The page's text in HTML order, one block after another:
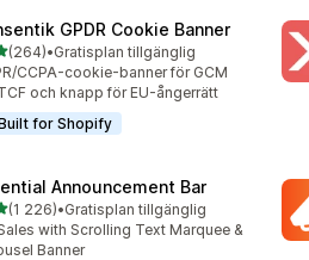
GPDR Cookie Banner
5 stjärnor
(264) totalt
•Gratisplan tillgänglig
CCPA-cookie-banner för GCM
och knapp för EU-ångerrätt
for Shopify
Announcement Bar
5 stjärnor
(1 226)
recensioner totalt
•Gratisplan tillgänglig
with Scrolling Text Marquee &
Banner